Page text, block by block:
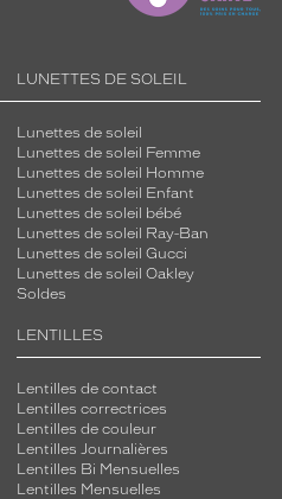
LUNETTES DE SOLEIL
Lunettes de soleil
Lunettes de soleil Femme
Lunettes de soleil Homme
Lunettes de soleil Enfant
Lunettes de soleil bébé
Lunettes de soleil Ray-Ban
Lunettes de soleil Gucci
Lunettes de soleil Oakley
Soldes
LENTILLES
Lentilles de contact
Lentilles correctrices
Lentilles de couleur
Lentilles Journalières
Lentilles Bi Mensuelles
Lentilles Mensuelles